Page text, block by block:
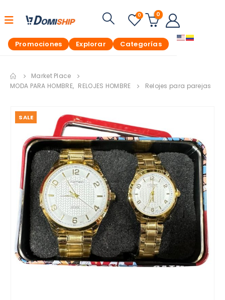
0 0
Promociones Explorar Categorías
Market Place
MODA PARA HOMBRE, RELOJES HOMBRE Relojes para parejas
SALE